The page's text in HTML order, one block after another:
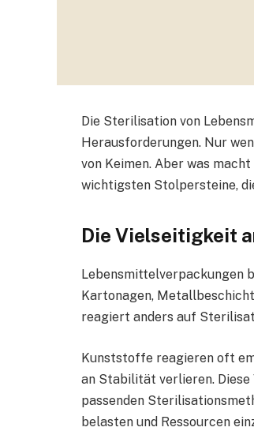
Die Sterilisation von
Herausforderungen. Nur
von Keimen. Aber was
wichtigsten Stolpersteine,
Die Vielseitigkeit
Lebensmittelverpackungen
Kartonagen,
reagiert anders auf
Kunststoffe reagieren oft
an Stabilität verlieren.
passenden
belasten und Ressourcen